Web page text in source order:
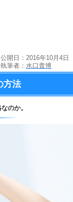
公開日：2016年10月4日
執筆者： 水口貴博
方法
のか。